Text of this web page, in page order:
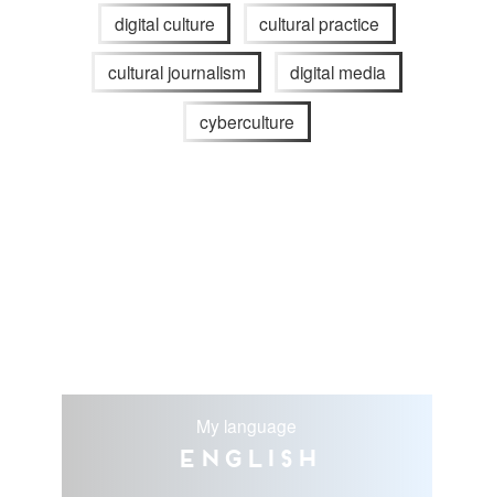
digital culture cultural practice
cultural journalism digital media
cyberculture
My language
English